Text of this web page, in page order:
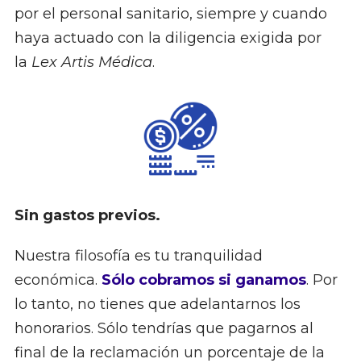
por el personal sanitario, siempre y cuando
haya actuado con la diligencia exigida por
la Lex Artis Médica.
Sin gastos previos.
Nuestra filosofía es tu tranquilidad
económica. Sólo cobramos si ganamos. Por
lo tanto, no tienes que adelantarnos los
honorarios. Sólo tendrías que pagarnos al
final de la reclamación un porcentaje de la